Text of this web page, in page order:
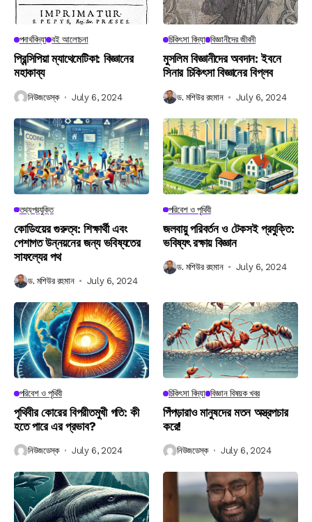
পদার্থবিদ্যা বই আলোচনা
প্রিন্সিপিয়া ম্যাথেমেটিকা: বিজ্ঞানের
মহাকাব্য
নিউজডেস্ক July 6, 2024
চিকিৎসা বিদ্যা বিজ্ঞানীদের জীবনী
মুসলিম বিজ্ঞানীদের অবদান: ইবনে
সিনার চিকিৎসা বিজ্ঞানের বিপ্লব
ড. মশিউর রহমান July 6, 2024
তথ্যপ্রযুক্তি
কোডিংয়ের গুরুত্ব: শিক্ষার্থী এবং
পেশাগত উন্নয়নের জন্য ভবিষ্যতের
সাফল্যের পথ
ড. মশিউর রহমান July 6, 2024
পরিবেশ ও পৃথিবী
জলবায়ু পরিবর্তন ও টেকসই প্রযুক্তি:
ভবিষ্যৎ রক্ষায় বিজ্ঞান
ড. মশিউর রহমান July 6, 2024
পরিবেশ ও পৃথিবী
পৃথিবীর কোরের বিপরীতমুখী গতি: কী
হতে পারে এর প্রভাব?
নিউজডেস্ক July 6, 2024
চিকিৎসা বিদ্যা বিজ্ঞান বিষয়ক খবর
পিঁপড়ারাও মানুষদের মতন অস্ত্রপচার
করে!
নিউজডেস্ক July 6, 2024